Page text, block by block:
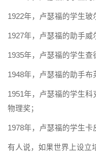
1922年，卢瑟福的学生玻
1927年，卢瑟福的助手威
1935年，卢瑟福的学生查
1948年，卢瑟福的助手布
1951年，卢瑟福的学生
物理奖；
1978年，卢瑟福的学生卡
有人说，如果世界上设立